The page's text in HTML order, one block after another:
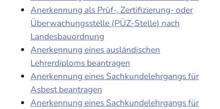
Anerkennung als Prüf-, Zertifizierung- oder
Überwachungsstelle (PÜZ-Stelle) nach
Landesbauordnung
Anerkennung eines ausländischen
Lehrerdiploms beantragen
Anerkennung eines Sachkundelehrgangs für
Asbest beantragen
Anerkennung eines Sachkundelehrgangs für